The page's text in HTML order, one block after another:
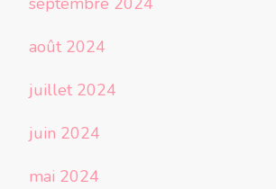
août 2024
juillet 2024
juin 2024
mai 2024